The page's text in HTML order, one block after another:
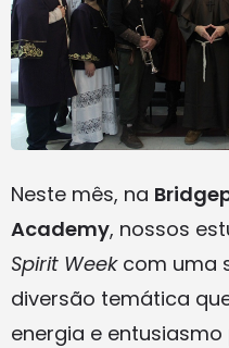
Neste mês, na
Academy, nossos
Spirit Weekcom uma
diversão temática
energia e